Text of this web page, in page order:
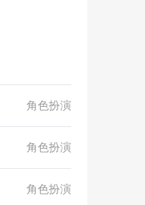
角色扮演
角色扮演
角色扮演